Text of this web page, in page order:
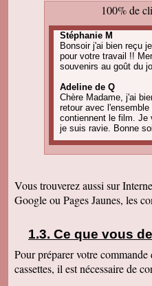
100% de
Stéphanie M
Bonsoir j'ai bien reçu
pour votre travail !!
souvenirs au goût du
Adeline de Q
Chère Madame, j'ai
retour avec
contiennent le film. Je
je suis ravie. Bonne
projets de
! Cordialement
d'image est parfaite.
Nadine H
Bonjour, on a bien
remercie beaucoup
Vous trouverez aussi sur
Google ou Pages Jaunes, les
Ce que vous
Pour préparer votre
cassettes, il est nécessaire de